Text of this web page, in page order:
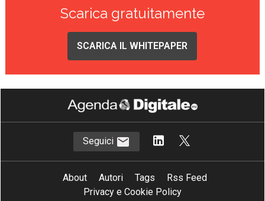
Scarica gratuitamente
SCARICA IL WHITEPAPER
Seguici
About Autori Tags
Rss Feed
Privacy e Cookie Policy